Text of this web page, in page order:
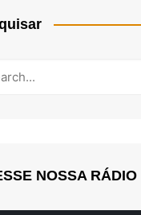
NOSSA RÁDIO